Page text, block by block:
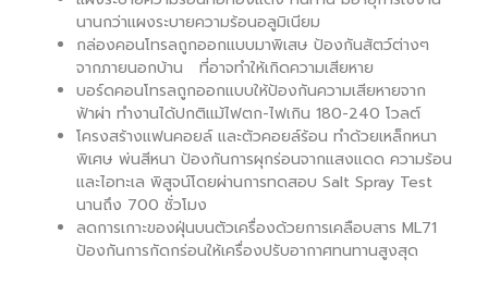
นานกว่าแผงระบายความร้อนอลูมิเนียม
กล่องคอนโทรลถูกออกแบบมาพิเสษ ป้องกันสัตว์ต่างๆ
จากภายนอกบ้าน ที่อาจทำให้เกิดความเสียหาย
บอร์ดคอนโทรลถูกออกแบบให้ป้องกันความเสียหายจาก
ฟ้าผ่า ทำงานได้ปกติแม้ไฟตก-ไฟเกิน 180-240 โวลต์
โครงสร้างแฟนคอยล์ และตัวคอยล์ร้อน ทำด้วยเหล็กหนา
พิเศษ พ่นสีหนา ป้องกันการผุกร่อนจากแสงแดด ความร้อน
และไอทะเล พิสูจน์โดยผ่านการทดสอบ Salt Spray Test
นานถึง 700 ชั่วโมง
ลดการเกาะของฝุ่นบนตัวเครื่องด้วยการเคลือบสาร ML71
ป้องกันการกัดกร่อนให้เครื่องปรับอากาศทนทานสูงสุด